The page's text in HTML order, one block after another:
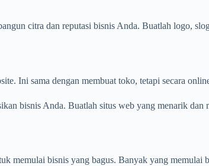
citra dan reputasi bisnis Anda. Buatlah logo,
Ini sama dengan membuat toko, tetapi secara
bisnis Anda. Buatlah situs web yang menarik
memulai bisnis yang bagus. Banyak yang